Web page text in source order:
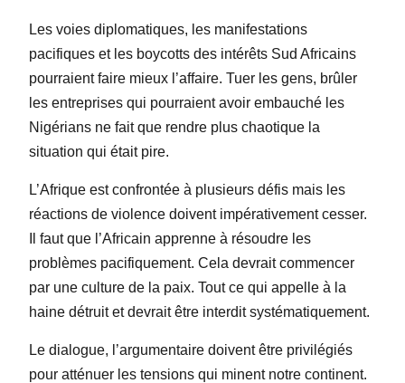
Les voies diplomatiques, les manifestations
pacifiques et les boycotts des intérêts Sud Africains
pourraient faire mieux l’affaire. Tuer les gens, brûler
les entreprises qui pourraient avoir embauché les
Nigérians ne fait que rendre plus chaotique la
situation qui était pire.
L’Afrique est confrontée à plusieurs défis mais les
réactions de violence doivent impérativement cesser.
Il faut que l’Africain apprenne à résoudre les
problèmes pacifiquement. Cela devrait commencer
par une culture de la paix. Tout ce qui appelle à la
haine détruit et devrait être interdit systématiquement.
Le dialogue, l’argumentaire doivent être privilégiés
pour atténuer les tensions qui minent notre continent.